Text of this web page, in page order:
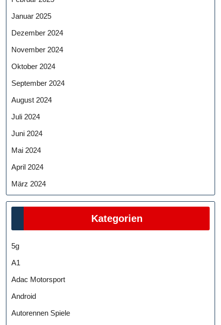
Januar 2025
Dezember 2024
November 2024
Oktober 2024
September 2024
August 2024
Juli 2024
Juni 2024
Mai 2024
April 2024
März 2024
Kategorien
5g
A1
Adac Motorsport
Android
Autorennen Spiele